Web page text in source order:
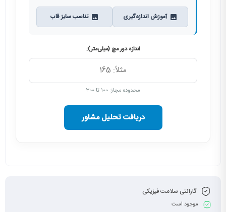
آموزش اندازه‌گیری تناسب سایز قاب
اندازه دور مچ (میلی‌متر):
محدوده مجاز: ۱۰۰ تا ۳۰۰
دریافت تحلیل مشاور
گارانتی سلامت فیزیکی
موجود است